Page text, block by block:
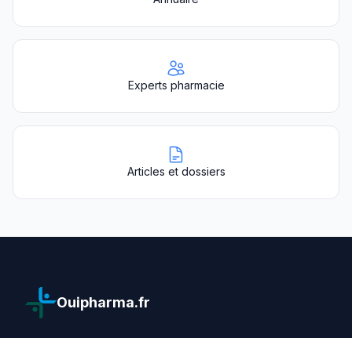
Experts pharmacie
Articles et dossiers
Ouipharma.fr